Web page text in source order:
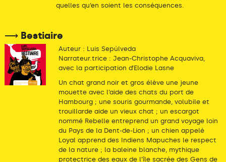
quelles qu’en soient les conséquences.
⟶ Bestiaire
Auteur : Luis Sepúlveda
Narrateur.trice : Jean-Christophe Acquaviva,
avec la participation d’Elodie Lasne
Un chat grand noir et gros élève une jeune
mouette avec l’aide des chats du port de
Hambourg ; une souris gourmande, volubile et
trouillarde aide un vieux chat ; un escargot
nommé Rebelle entreprend un grand voyage loin
du Pays de la Dent-de-Lion ; un chien appelé
Loyal apprend des Indiens Mapuches le respect
de la nature ; la baleine blanche, mythique
protectrice des eaux de l’île sacrée des Gens de